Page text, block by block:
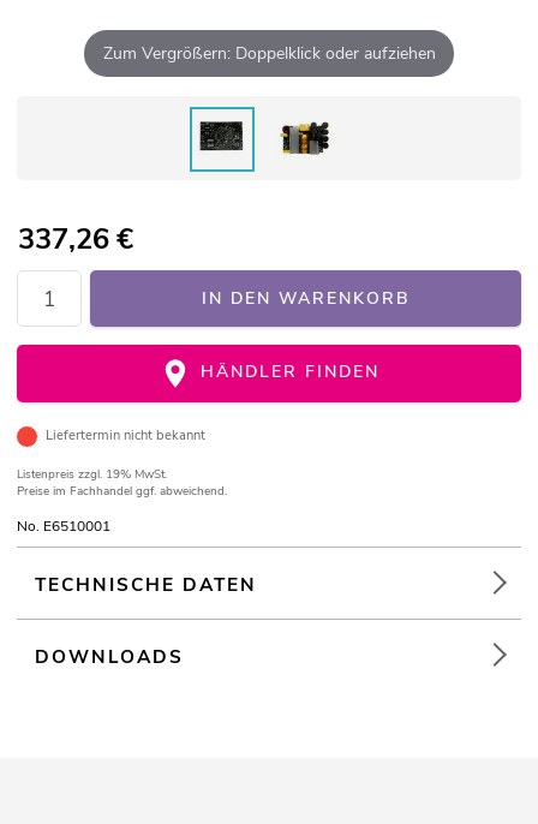
Zum Vergrößern: Doppelklick oder aufziehen
337,26€
IN DEN WARENKORB
HÄNDLER FINDEN
Liefertermin nicht bekannt
Listenpreis zzgl. 19% MwSt.
Preise im Fachhandel ggf. abweichend.
No. E6510001
TECHNISCHE DATEN
DOWNLOADS